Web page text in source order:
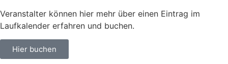
Veranstalter können hier mehr über einen Eintrag im
Laufkalender erfahren und buchen.
Hier buchen